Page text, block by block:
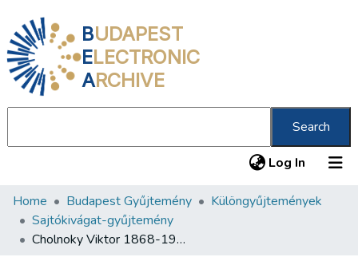
BUDAPEST
ELECTRONIC
ARCHIVE
Search
Log In (current)
Communities & Collections
All of DSpace
Home Budapest Gyűjtemény
Különgyűjtemények
Sajtókivágat-gyűjtemény
Cholnoky Viktor 1868-1912